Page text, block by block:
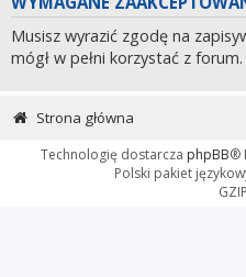
Musisz wyrazić zgodę na
mógł w pełni korzystać z forum.
Strona główna
Technologię dostarcza phpBB®
Polski pakiet